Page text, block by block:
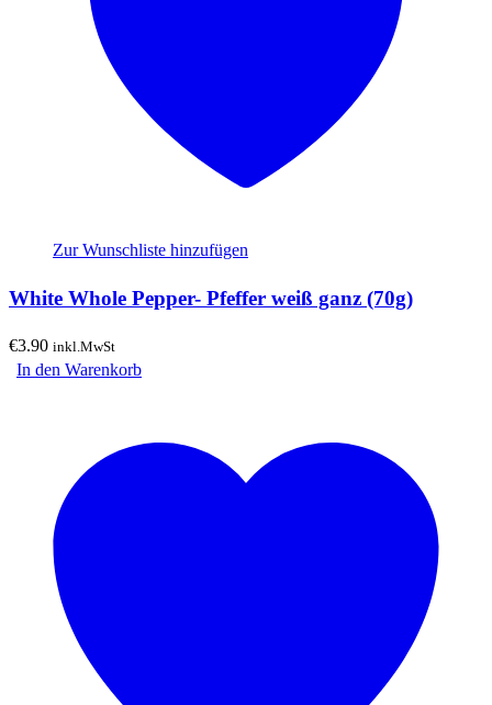
Zur Wunschliste hinzufügen
White Whole Pepper- Pfeffer weiß ganz (70g)
€3.90 inkl.MwSt
In den Warenkorb